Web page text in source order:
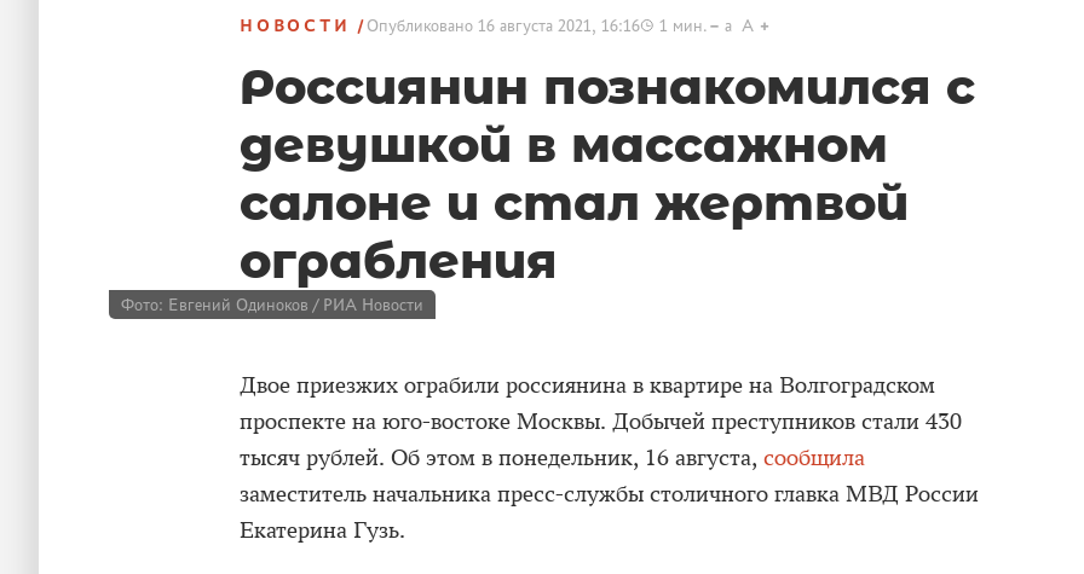
НОВОСТИ Опубликовано16 августа 2021, 16:16 1 мин. a A
Россиянин познакомился с
девушкой в массажном
салоне и стал жертвой
ограбления
Фото: Евгений Одиноков / РИА Новости
Двое приезжих ограбили россиянина в квартире на Волгоградском
проспекте на юго-востоке Москвы. Добычей преступников стали 430
тысяч рублей. Об этом в понедельник, 16 августа, сообщила
заместитель начальника пресс-службы столичного главка МВД России
Екатерина Гузь.